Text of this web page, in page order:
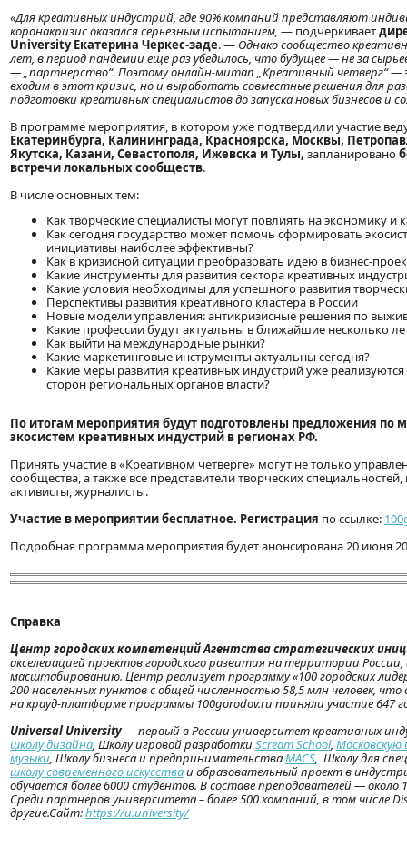
«Для креативных индустрий, где 90% компаний представляют
коронакризис оказался серьезным испытанием, — подчеркивает
University Екатерина Черкес-заде. — Однако сообщество
лет, в период пандемии еще раз убедилось, что будущее — не за
— „партнерство“. Поэтому онлайн-митап „Креативный четверг“
входим в этот кризис, но и выработать совместные решения для
подготовки креативных специалистов до запуска новых бизнесов и
В программе мероприятия, в котором уже подтвердили участие
Екатеринбурга, Калининграда, Красноярска, Москвы,
Якутска, Казани, Севастополя, Ижевска и Тулы, запланировано
встречи локальных сообществ.
В числе основных тем:
Как творческие специалисты могут повлиять на экономику
Как сегодня государство может помочь сформировать
инициативы наиболее эффективны?
Как в кризисной ситуации преобразовать идею в бизнес-
Какие инструменты для развития сектора креативных
Какие условия необходимы для успешного развития
Перспективы развития креативного кластера в России
Новые модели управления: антикризисные решения по
Какие профессии будут актуальны в ближайшие несколько
Как выйти на международные рынки?
Какие маркетинговые инструменты актуальны сегодня?
Какие меры развития креативных индустрий уже
сторон региональных органов власти?
По итогам мероприятия будут подготовлены предложения
экосистем креативных индустрий в регионах РФ.
Принять участие в «Креативном четверге» могут не только
сообщества, а также все представители творческих
активисты, журналисты.
Участие в мероприятии бесплатное. Регистрация по ссылке:
Подробная программа мероприятия будет анонсирована 20 июня
Справка
Центр городских компетенций Агентства стратегических
акселерацией проектов городского развития на территории
масштабированию. Центр реализует программу «100 городских
200 населенных пунктов с общей численностью 58,5 млн человек,
на крауд-платформе программы 100gorodov.ru приняли участие 647
Universal University— первый в России университет креативных
школу дизайна, Школу игровой разработки Scream School, Московскую
музыки, Школу бизнеса и предпринимательстваMACS, Школу для
школу современного искусстваи образовательный проект в
обучается более 6000 студентов. В составе преподавателей —
Среди партнеров университета – более 500 компаний, в том числе
другие.Сайт:https://u.university/